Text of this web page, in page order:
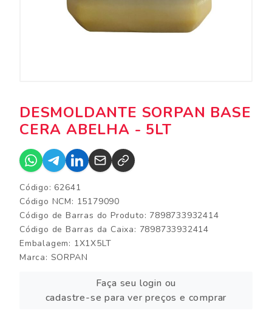
DESMOLDANTE SORPAN BASE
CERA ABELHA - 5LT
Código: 62641
Código NCM: 15179090
Código de Barras do Produto: 7898733932414
Código de Barras da Caixa: 7898733932414
Embalagem: 1X1X5LT
Marca: SORPAN
Faça seu login ou
cadastre-se para ver preços e comprar